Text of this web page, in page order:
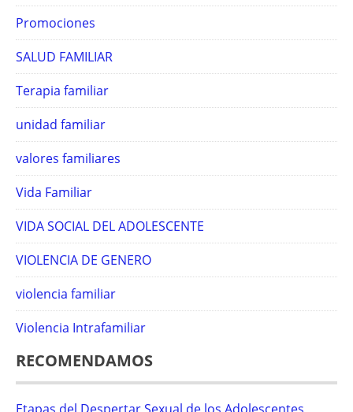
Promociones
SALUD FAMILIAR
Terapia familiar
unidad familiar
valores familiares
Vida Familiar
VIDA SOCIAL DEL ADOLESCENTE
VIOLENCIA DE GENERO
violencia familiar
Violencia Intrafamiliar
RECOMENDAMOS